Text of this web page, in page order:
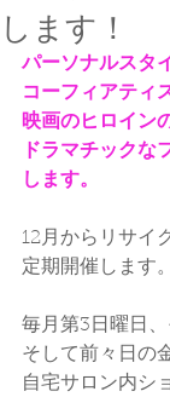
します！
パーソナルスタ
コーフィアティ
映画のヒロイン
ドラマチックな
します。
12月からリサイ
定期開催します。
毎月第3日曜日、
そして前々日の
自宅サロン内シ